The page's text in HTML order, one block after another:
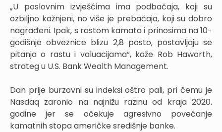
„U poslovnim izvješćima ima podbačaja, koji su
ozbiljno kažnjeni, no više je prebačaja, koji su dobro
nagrađeni. Ipak, s rastom kamata i prinosima na 10-
godišnje obveznice blizu 2,8 posto, postavljaju se
pitanja o rastu i valuacijama”, kaže Rob Haworth,
strateg u U.S. Bank Wealth Management.
Dan prije burzovni su indeksi oštro pali, pri čemu je
Nasdaq zaronio na najnižu razinu od kraja 2020.
godine jer se očekuje agresivno povećanje
kamatnih stopa američke središnje banke.